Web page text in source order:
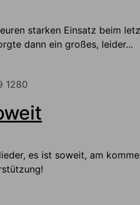
starken Einsatz beim
dann ein großes, leider...
es ist soweit, am